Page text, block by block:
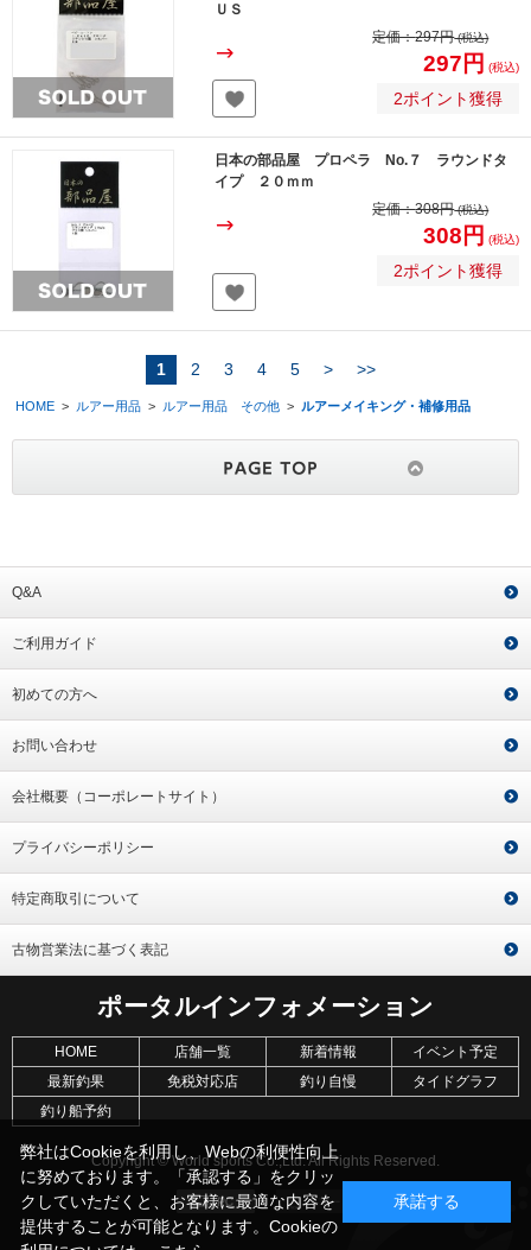
ＵＳ
定価：297円(税込)
297円 (税込)
2ポイント獲得
日本の部品屋 プロペラ No.７ ラウンドタ
イプ ２０ｍｍ
定価：308円(税込)
308円 (税込)
2ポイント獲得
1 2 3 4 5 > >>
HOME > ルアー用品 > ルアー用品 その他 > ルアーメイキング・補修用品
Q&A
ご利用ガイド
初めての方へ
お問い合わせ
会社概要（コーポレートサイト）
プライバシーポリシー
特定商取引について
古物営業法に基づく表記
ポータルインフォメーション
HOME 店舗一覧 新着情報
イベント予定
最新釣果
免税対応店 釣り自慢
タイドグラフ
釣り船予約
Copyright © World sports Co.,Ltd. All Rights Reserved.
弊社はCookieを利用し、Webの利便性向上
に努めております。「承認する」をクリッ
クしていただくと、お客様に最適な内容を
提供することが可能となります。Cookieの
承諾する